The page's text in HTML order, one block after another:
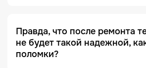
ремонта возникает на этапе
проблема проявляется не явно.
зафиксировать и локализовать,
Правда, что после ремонта
не будет такой надежной,
поломки?